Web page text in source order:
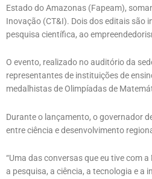
Estado do Amazonas (Fapeam),
Inovação (CT&I). Dois dos editais são
pesquisa científica, ao
O evento, realizado no auditório da
representantes de instituições de
medalhistas de Olimpíadas de
Durante o lançamento, o governador
entre ciência e desenvolvimento
“Uma das conversas que eu tive com
a pesquisa, a ciência, a tecnologia e a